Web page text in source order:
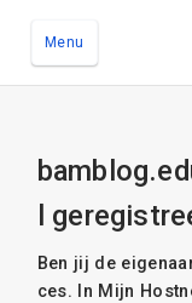
Menu
l
Ben jij de
ces. In Mijn